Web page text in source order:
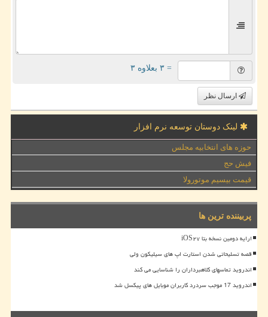
= ۳ بعلاوه ۳
ارسال نظر
لینک دوستان توسعه نرم افزار
حوزه های انتخابیه مجلس
فیش حج
قیمت بیسیم موتورولا
پربیننده ترین ها
ارایه دومین نسخه بتا iOS۲۷
قصه تسلیحاتی شدن استارت اپ های سیلیکون ولی
اندروید تماسهای کلاهبرداران را شناسایی می کند
اندروید 17 موجب سردرد کاربران موبایل های پیکسل شد